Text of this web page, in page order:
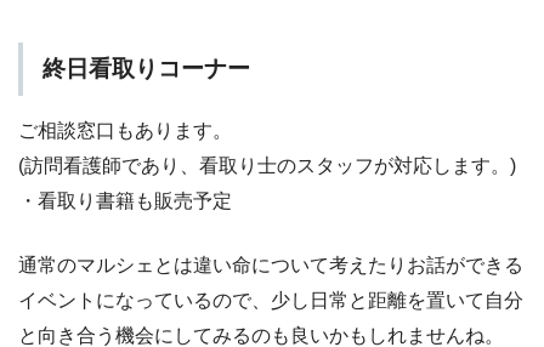
終日看取りコーナー
ご相談窓口もあります。
(訪問看護師であり、看取り士のスタッフが対応します。)
・看取り書籍も販売予定
通常のマルシェとは違い命について考えたりお話ができる
イベントになっているので、少し日常と距離を置いて自分
と向き合う機会にしてみるのも良いかもしれませんね。